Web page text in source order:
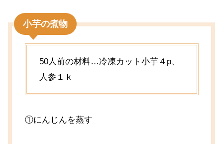
小芋の煮物
50人前の材料…冷凍カット小芋４p、
人参１ｋ
①にんじんを蒸す